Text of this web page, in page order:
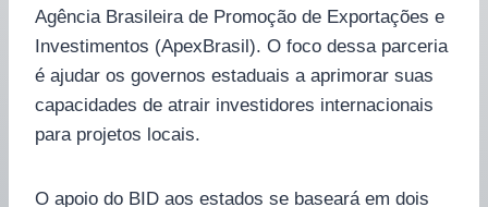
Agência Brasileira de Promoção de Exportações e
Investimentos (ApexBrasil). O foco dessa parceria
é ajudar os governos estaduais a aprimorar suas
capacidades de atrair investidores internacionais
para projetos locais.
O apoio do BID aos estados se baseará em dois